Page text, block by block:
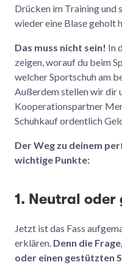
Drücken im Training und
wieder eine Blase geholt
Das muss nicht sein! In
zeigen, worauf du beim
welcher Sportschuh am
Außerdem stellen wir dir
Kooperationspartner
Schuhkauf ordentlich
Der Weg zu deinem
wichtige Punkte:
1. Neutral oder
Jetzt ist das Fass
erklären. Denn die
oder einen gestützten